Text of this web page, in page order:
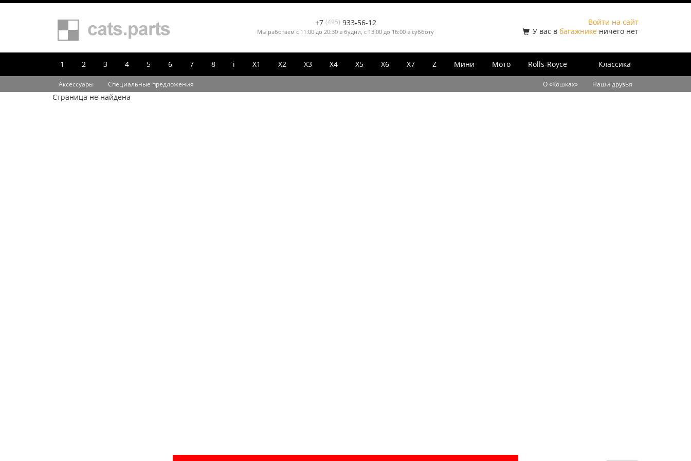
+7 (495) 933-56-12
Мы работаем с 11:00 до 20:30 в будни, с 13:00 до 16:00 в субботу
Войти на сайт
У вас в багажнике ничего нет
1 2 3 4 5 6 7 8 i X1 X2 X3 X4 X5 X6 X7 Z Мини Мото Rolls-Royce Классика
Аксессуары Специальные предложения О «Кошках» Наши друзья
Страница не найдена